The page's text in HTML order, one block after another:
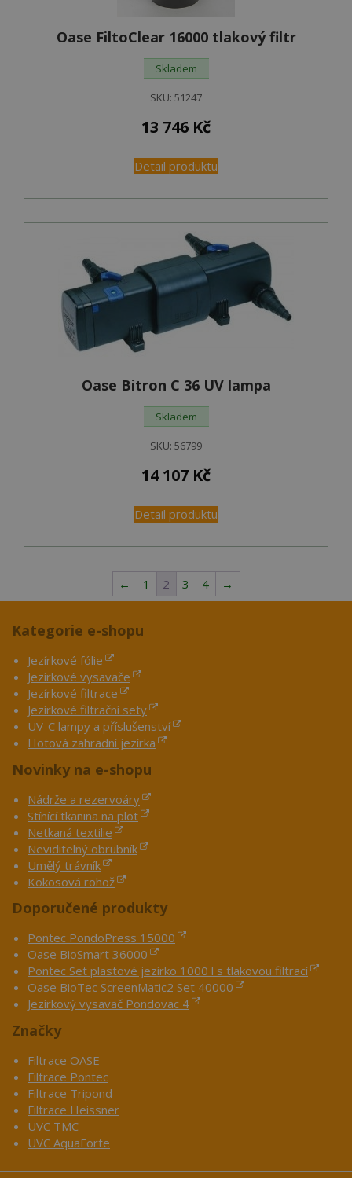
Oase FiltoClear 16000 tlakový filtr
Skladem
SKU: 51247
13 746 Kč
Detail produktu
Oase Bitron C 36 UV lampa
Skladem
SKU: 56799
14 107 Kč
Detail produktu
← 1 2 3 4 →
Kategorie e-shopu
Jezírkové fólie
Jezírkové vysavače
Jezírkové filtrace
Jezírkové filtrační sety
UV-C lampy a příslušenství
Hotová zahradní jezírka
Novinky na e-shopu
Nádrže a rezervoáry
Stínící tkanina na plot
Netkaná textilie
Neviditelný obrubník
Umělý trávník
Kokosová rohož
Doporučené produkty
Pontec PondoPress 15000
Oase BioSmart 36000
Pontec Set plastové jezírko 1000 l s tlakovou filtrací
Oase BioTec ScreenMatic2 Set 40000
Jezírkový vysavač Pondovac 4
Značky
Filtrace OASE
Filtrace Pontec
Filtrace Tripond
Filtrace Heissner
UVC TMC
UVC AquaForte